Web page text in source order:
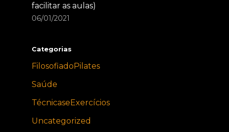
facilitar as aulas)
06/01/2021
Categorias
FilosofiadoPilates
Saúde
TécnicaseExercícios
Uncategorized